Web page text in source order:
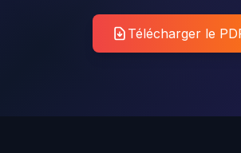
Télécharger le